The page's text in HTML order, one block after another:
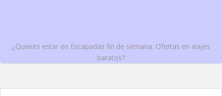
¿Quieres estar en Escapadas fin de semana. Ofertas en viajes
baratos?